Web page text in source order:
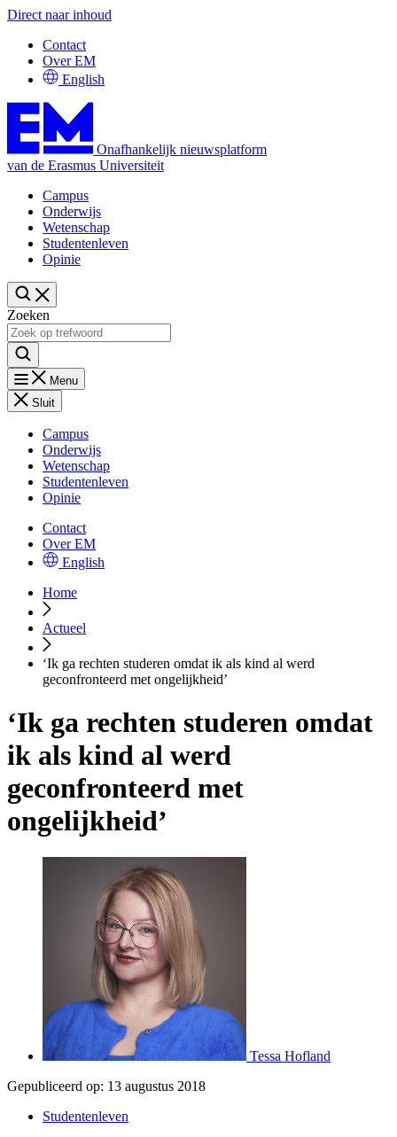
Direct naar inhoud
Contact
Over EM
English
Onafhankelijk nieuwsplatform
van de Erasmus Universiteit
Campus
Onderwijs
Wetenschap
Studentenleven
Opinie
Zoeken
Menu
Sluit
Campus
Onderwijs
Wetenschap
Studentenleven
Opinie
Contact
Over EM
English
Home
Actueel
‘Ik ga rechten studeren omdat ik als kind al werd
geconfronteerd met ongelijkheid’
‘Ik ga rechten studeren omdat
ik als kind al werd
geconfronteerd met
ongelijkheid’
Tessa Hofland
Gepubliceerd op: 13 augustus 2018
Studentenleven